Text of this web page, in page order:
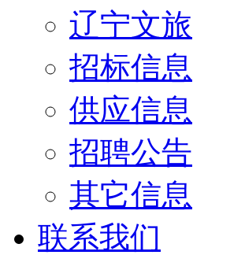
辽宁文旅
招标信息
供应信息
招聘公告
其它信息
联系我们